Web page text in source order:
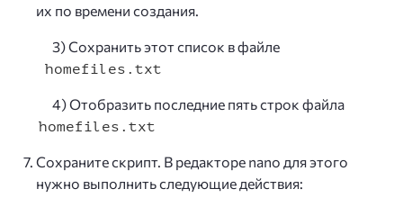
их по времени создания.
3) Сохранить этот список в файле
homefiles.txt
4) Отобразить последние пять строк файла
homefiles.txt
Сохраните скрипт. В редакторе nano для этого
нужно выполнить следующие действия: